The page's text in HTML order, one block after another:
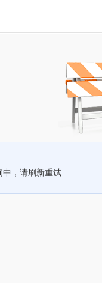
中，请刷新重试